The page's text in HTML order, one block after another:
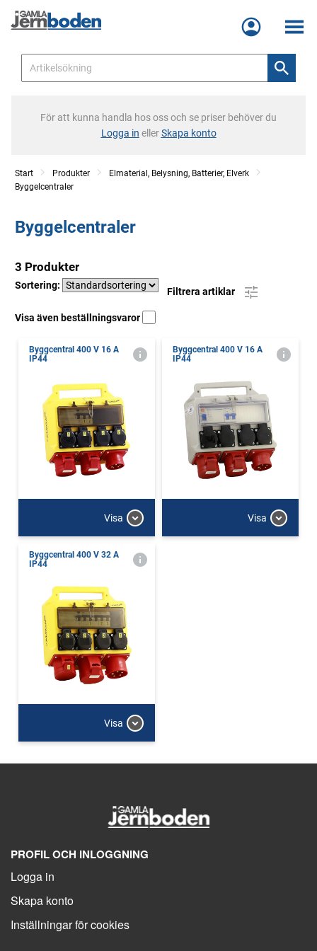
Meny
För att kunna handla hos oss och se priser behöver du
Logga in ellerSkapa konto
Start Produkter
Elmaterial, Belysning, Batterier, Elverk
Byggelcentraler
Byggelcentraler
3 Produkter
Sortering:
Filtrera artiklar
Visa även beställningsvaror
Byggcentral 400 V 16 A
IP44
Visa
Byggcentral 400 V 16 A
IP44
Visa
Byggcentral 400 V 32 A
IP44
Visa
PROFIL OCH INLOGGNING
Logga in
Skapa konto
Inställningar för cookies